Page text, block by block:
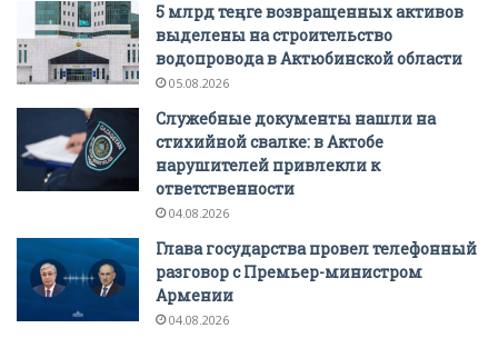
5 млрд теңге возвращенных активов
выделены на строительство
водопровода в Актюбинской области
05.08.2026
Служебные документы нашли на
стихийной свалке: в Актобе
нарушителей привлекли к
ответственности
04.08.2026
Глава государства провел телефонный
разговор с Премьер-министром
Армении
04.08.2026